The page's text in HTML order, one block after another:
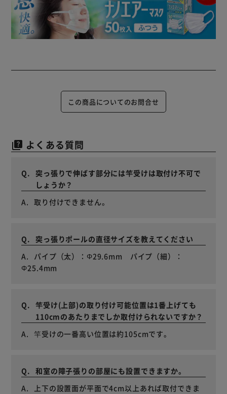
この商品についてのお問合せ
quiz よくある質問
突っ張りで伸ばす部分には竿受けは取付け不可で
しょうか？
取り付けできません。
突っ張りポールの直径サイズを教えてください
パイプ（太）：Φ29.6mm パイプ（細）：
Φ25.4mm
竿受け(上部)の取り付け可能位置は1番上げても
110cmのあたりまでしか取付けられないですか？
竿受けの一番高い位置は約105cmです。
和室の障子張りの部屋にも設置できますか。
上下の設置面が平面で4cm以上あれば取付できま